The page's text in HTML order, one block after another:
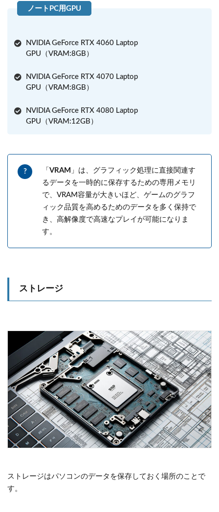
NVIDIA GeForce RTX 4060 Laptop
GPU（VRAM:8GB）
NVIDIA GeForce RTX 4070 Laptop
GPU（VRAM:8GB）
NVIDIA GeForce RTX 4080 Laptop
GPU（VRAM:12GB）
「 VRAM 」は、グラフィック処理に直接関連す
るデータを一時的に保存するための専用メモリ
で、VRAM容量が大きいほど、ゲームのグラフ
ィック品質を高めるためのデータを多く保持で
き、高解像度で高速なプレイが可能になりま
す。
ストレージ
ストレージはパソコンのデータを保存しておく場所のことで
す。